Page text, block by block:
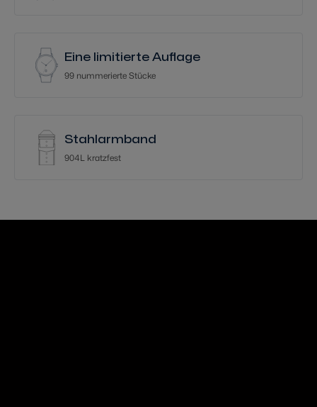
Eine limitierte Auflage
99 nummerierte Stücke
Stahlarmband
904L kratzfest